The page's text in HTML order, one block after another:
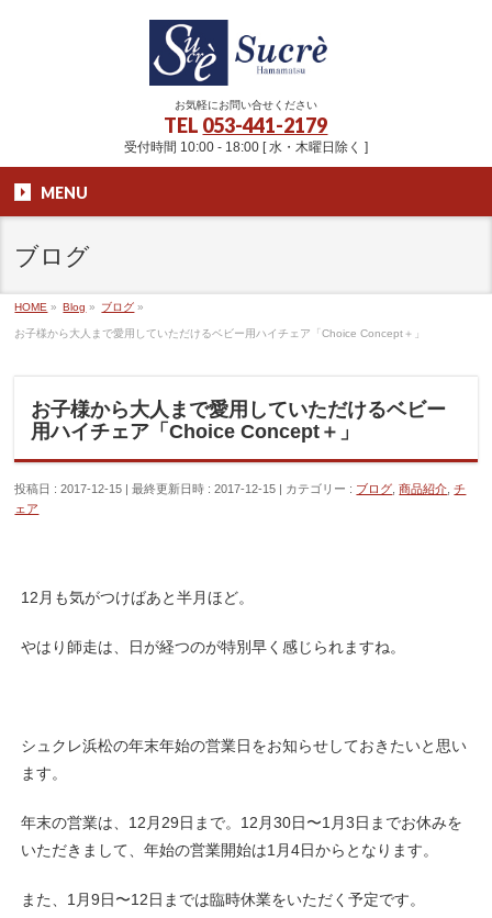
お気軽にお問い合せください
TEL 053-441-2179
受付時間 10:00 - 18:00 [ 水・木曜日除く ]
MENU
ブログ
HOME » Blog » ブログ »
お子様から大人まで愛用していただけるベビー用ハイチェア「Choice Concept＋」
お子様から大人まで愛用していただけるベビー
用ハイチェア「Choice Concept＋」
投稿日 : 2017-12-15 最終更新日時 : 2017-12-15 カテゴリー : ブログ ,商品紹介 ,チ
ェア
12月も気がつけばあと半月ほど。
やはり師走は、日が経つのが特別早く感じられますね。
シュクレ浜松の年末年始の営業日をお知らせしておきたいと思い
ます。
年末の営業は、12月29日まで。12月30日〜1月3日までお休みを
いただきまして、年始の営業開始は1月4日からとなります。
また、1月9日〜12日までは臨時休業をいただく予定です。